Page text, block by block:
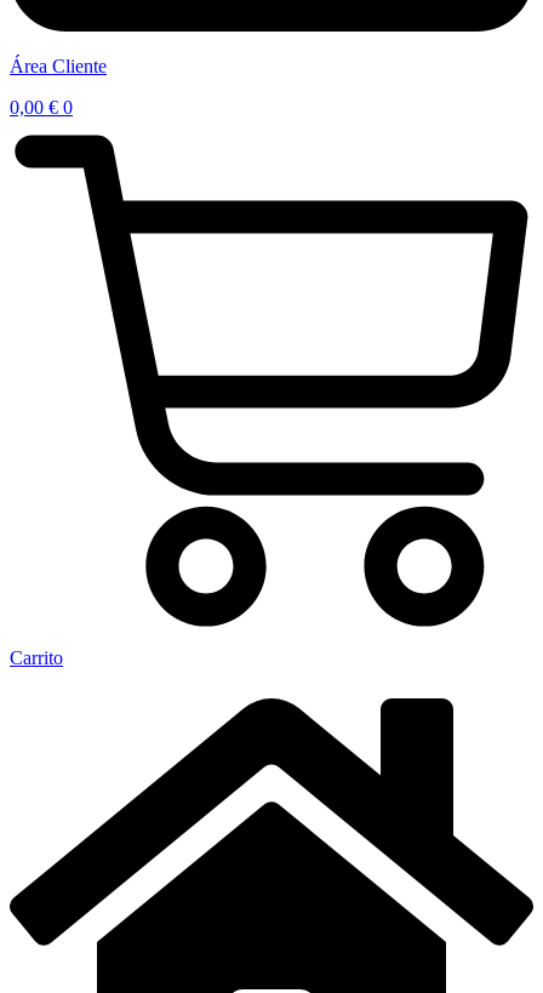
Área Cliente
0,00 € 0
Carrito